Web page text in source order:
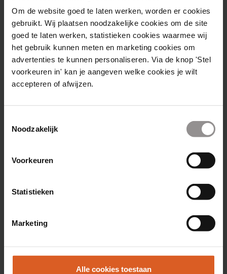
Om de website goed te laten werken, worden er cookies
gebruikt. Wij plaatsen noodzakelijke cookies om de site
goed te laten werken, statistieken cookies waarmee wij
het gebruik kunnen meten en marketing cookies om
advertenties te kunnen personaliseren. Via de knop 'Stel
voorkeuren in' kan je aangeven welke cookies je wilt
accepteren of afwijzen.
Noodzakelijk
Voorkeuren
Statistieken
Marketing
Alle cookies toestaan
CLUB VAN HONDERD |FONKY STORIES
Maak kennis met
Sharon! De nummer 3 in
de Club van Honderd
Fonky veteraan noemen. Begonnen als
en inmiddels werkt ze als Contact
Center Supervisor op ons hoofdkantoor.
Haar talent? Shifts, shifts en nog meer
shifts lopen! Met 543 shifts op haar
naam is het dan ook niet verwonderlijk
dat zij op de derde plek…
KENNIS
MET